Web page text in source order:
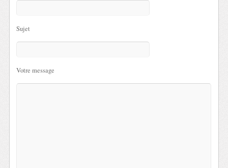
Sujet
Votre message